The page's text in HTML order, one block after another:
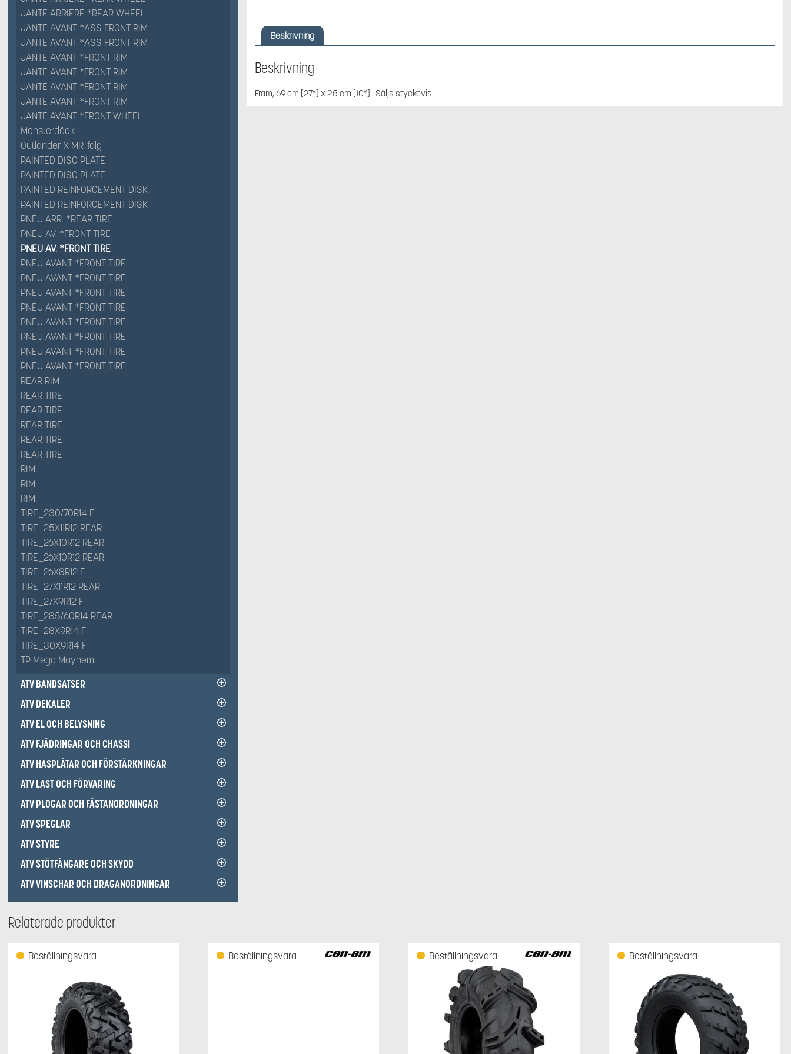
JANTE ARRIERE *REAR WHEEL
JANTE AVANT *ASS FRONT RIM
JANTE AVANT *ASS FRONT RIM
JANTE AVANT *FRONT RIM
JANTE AVANT *FRONT RIM
JANTE AVANT *FRONT RIM
JANTE AVANT *FRONT RIM
JANTE AVANT *FRONT WHEEL
Monsterdäck
Outlander X MR-fälg
PAINTED DISC PLATE
PAINTED DISC PLATE
PAINTED REINFORCEMENT DISK
PAINTED REINFORCEMENT DISK
PNEU ARR. *REAR TIRE
PNEU AV. *FRONT TIRE
PNEU AV. *FRONT TIRE
PNEU AVANT *FRONT TIRE
PNEU AVANT *FRONT TIRE
PNEU AVANT *FRONT TIRE
PNEU AVANT *FRONT TIRE
PNEU AVANT *FRONT TIRE
PNEU AVANT *FRONT TIRE
PNEU AVANT *FRONT TIRE
PNEU AVANT *FRONT TIRE
REAR RIM
REAR TIRE
REAR TIRE
REAR TIRE
REAR TIRE
REAR TIRE
RIM
RIM
RIM
TIRE_230/70R14 F
TIRE_25X11R12 REAR
TIRE_26X10R12 REAR
TIRE_26X10R12 REAR
TIRE_26X8R12 F
TIRE_27X11R12 REAR
TIRE_27X9R12 F
TIRE_285/60R14 REAR
TIRE_28X9R14 F
TIRE_30X9R14 F
TP Mega Mayhem
ATV BANDSATSER
ATV DEKALER
ATV EL OCH BELYSNING
ATV FJÄDRINGAR OCH CHASSI
ATV HASPLÅTAR OCH FÖRSTÄRKNINGAR
ATV LAST OCH FÖRVARING
ATV PLOGAR OCH FÄSTANORDNINGAR
ATV SPEGLAR
ATV STYRE
ATV STÖTFÅNGARE OCH SKYDD
ATV VINSCHAR OCH DRAGANORDNINGAR
Beskrivning
Beskrivning
Fram, 69 cm [27”] x 25 cm [10”] · Säljs styckevis
Relaterade produkter
Beställningsvara Beställningsvara Beställningsvara Beställningsvara